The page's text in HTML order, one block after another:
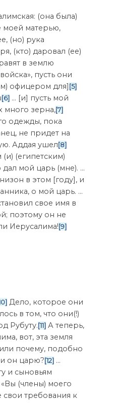
(она была)
моей матерью,
(но) рука
(кто) даровал (ее)
в землю
пусть они
офицером для][5]
[6] … [и] пусть мой
много зерна,[7]
одежды, пока
не придет на
Аддая ушел[8]
(египетским)
мой царь (мне). …
в этом [году], и
о мой царь. …
свое имя в
поэтому он не
Иерусалима![9]
Дело, которое они
в том, что они(!)
Рубуту.[11] А теперь,
вот, эта земля
почему, подобно
он царю?[12] …
и сыновьям
«Вы (члены) моего
свои требования к